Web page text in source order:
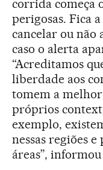
corrida começa
perigosas. Fica
cancelar ou
caso o alerta
“Acreditamos
liberdade aos
tomem a melhor
próprios
exemplo,
nessas regiões
áreas”,